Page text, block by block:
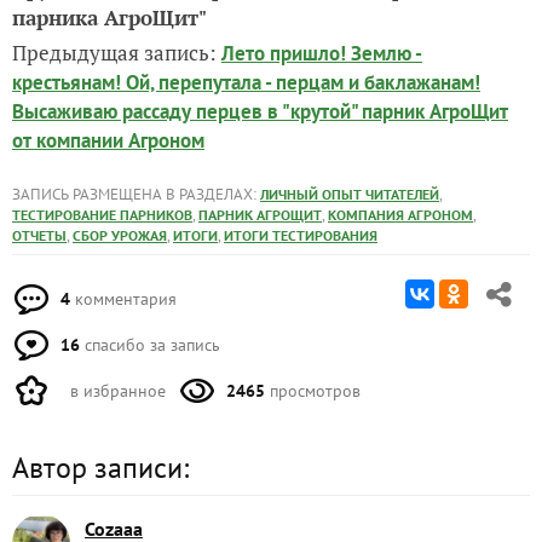
парника АгроЩит"
Предыдущая запись:Лето пришло! Землю -
крестьянам! Ой, перепутала - перцам и баклажанам!
Высаживаю рассаду перцев в "крутой" парник АгроЩит
от компании Агроном
ЗАПИСЬ РАЗМЕЩЕНА В РАЗДЕЛАХ: ЛИЧНЫЙ ОПЫТ ЧИТАТЕЛЕЙ,
ТЕСТИРОВАНИЕ ПАРНИКОВ, ПАРНИК АГРОЩИТ, КОМПАНИЯ АГРОНОМ,
ОТЧЕТЫ, СБОР УРОЖАЯ, ИТОГИ, ИТОГИ ТЕСТИРОВАНИЯ
4 комментария
16 спасибо за запись
в избранное 2465 просмотров
Автор записи:
Cozaaa